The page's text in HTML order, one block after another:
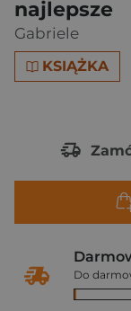
najlepsze
Gabriele
KSIĄŻKA
Do